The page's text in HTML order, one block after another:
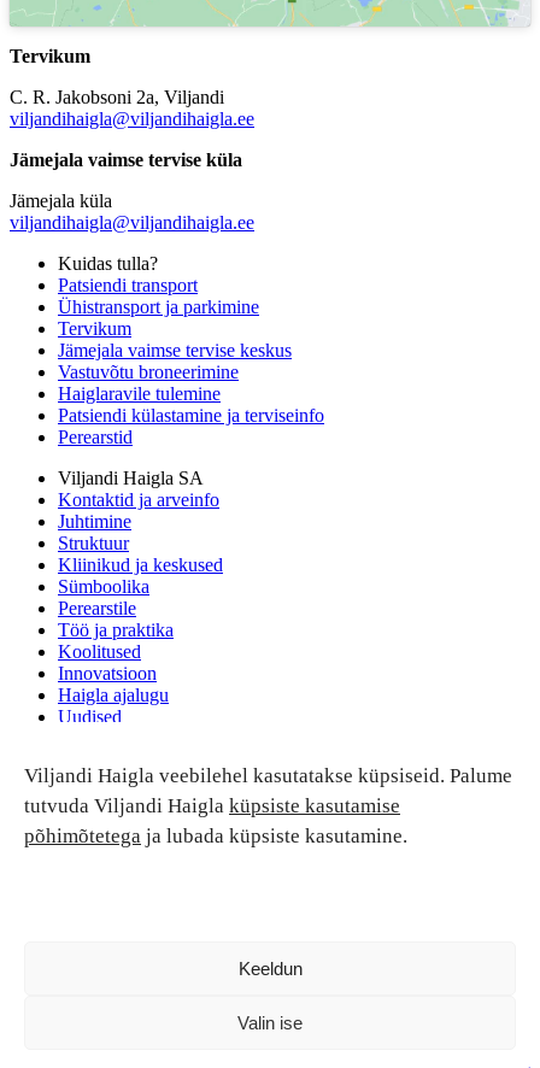
Viljandi Haigla veebilehel kasutatakse küpsiseid. Palume
tutvuda Viljandi Haigla küpsiste kasutamise
põhimõtetega ja lubada küpsiste kasutamine.
Keeldun
Valin ise
Tervikum
C. R. Jakobsoni 2a, Viljandi
viljandihaigla@viljandihaigla.ee
Jämejala vaimse tervise küla
Jämejala küla
viljandihaigla@viljandihaigla.ee
Kuidas tulla?
Patsiendi transport
Ühistransport ja parkimine
Tervikum
Jämejala vaimse tervise keskus
Vastuvõtu broneerimine
Haiglaravile tulemine
Patsiendi külastamine ja terviseinfo
Perearstid
Viljandi Haigla SA
Kontaktid ja arveinfo
Juhtimine
Struktuur
Kliinikud ja keskused
Sümboolika
Perearstile
Töö ja praktika
Koolitused
Innovatsioon
Haigla ajalugu
Uudised
Patsiendi turvalisus ja õigused
Patsiendi õigused ja kohustused
Patsiendiohutus
Patsientide nõukoda